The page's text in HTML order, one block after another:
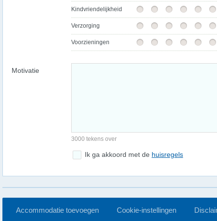
Kindvriendelijkheid
Verzorging
Voorzieningen
Motivatie
3000 tekens over
Ik ga akkoord met de huisregels
Accommodatie toevoegen Cookie-instellingen